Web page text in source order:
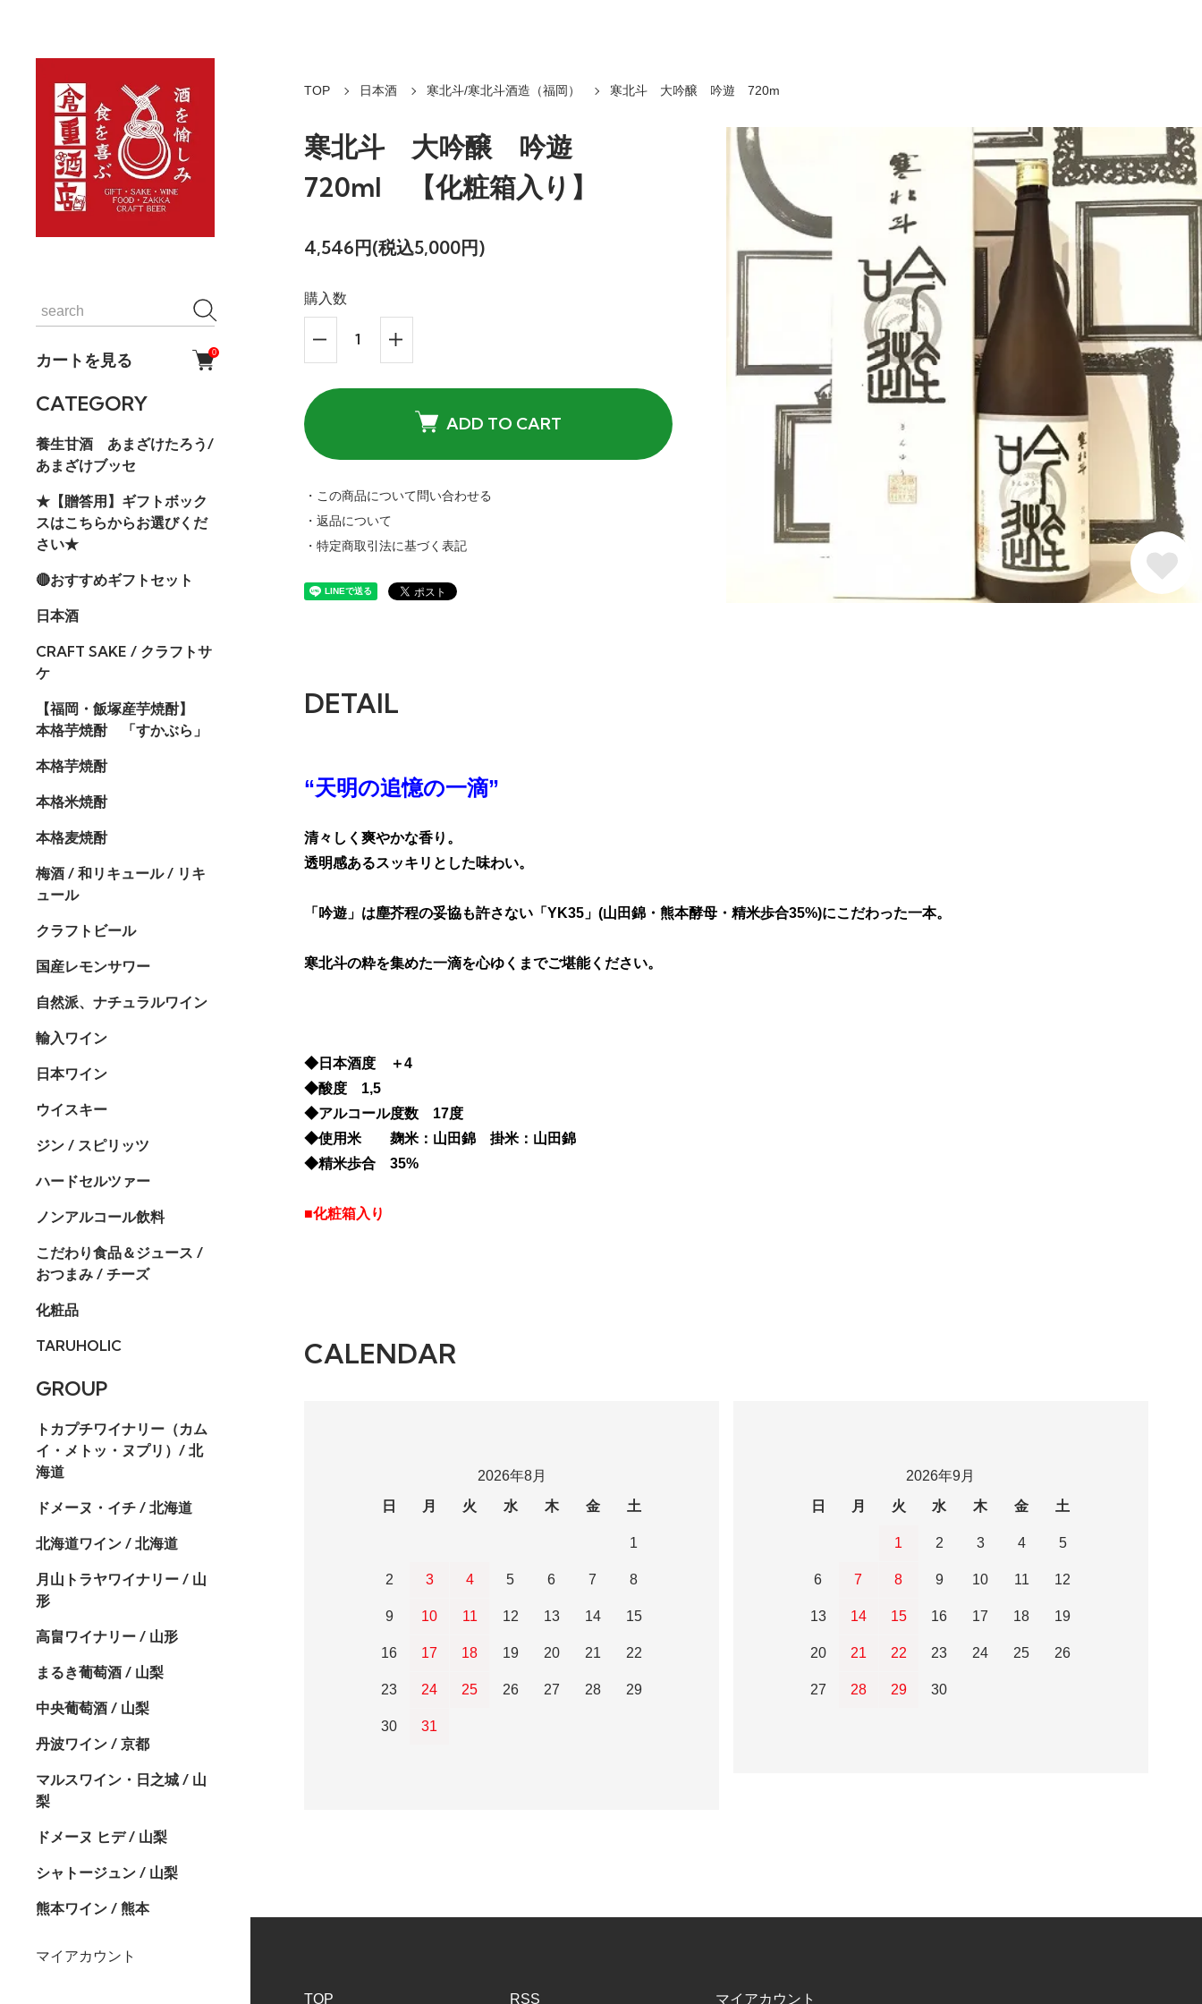
カートを見る 0
CATEGORY
養生甘酒 あまざけたろう/
あまざけブッセ
★【贈答用】ギフトボック
スはこちらからお選びくだ
さい★
🔴おすすめギフトセット
日本酒
CRAFT SAKE / クラフトサ
ケ
【福岡・飯塚産芋焼酎】
本格芋焼酎 「すかぶら」
本格芋焼酎
本格米焼酎
本格麦焼酎
梅酒 / 和リキュール / リキ
ュール
クラフトビール
国産レモンサワー
自然派、ナチュラルワイン
輸入ワイン
日本ワイン
ウイスキー
ジン / スピリッツ
ハードセルツァー
ノンアルコール飲料
こだわり食品＆ジュース /
おつまみ / チーズ
化粧品
TARUHOLIC
GROUP
トカプチワイナリー（カム
イ・メトッ・ヌプリ）/ 北
海道
ドメーヌ・イチ / 北海道
北海道ワイン / 北海道
月山トラヤワイナリー / 山
形
高畠ワイナリー / 山形
まるき葡萄酒 / 山梨
中央葡萄酒 / 山梨
丹波ワイン / 京都
マルスワイン・日之城 / 山
梨
ドメーヌ ヒデ / 山梨
シャトージュン / 山梨
熊本ワイン / 熊本
マイアカウント
TOP 日本酒 寒北斗/寒北斗酒造（福岡） 寒北斗 大吟醸 吟遊 720m
寒北斗 大吟醸 吟遊
720ml 【化粧箱入り】
4,546円(税込5,000円)
購入数
ADD TO CART
・この商品について問い合わせる
・返品について
・特定商取引法に基づく表記
DETAIL
“天明の追憶の一滴”
清々しく爽やかな香り。
透明感あるスッキリとした味わい。
「吟遊」は塵芥程の妥協も許さない「YK35」(山田錦・熊本酵母・精米歩合35%)にこだわった一本。
寒北斗の粋を集めた一滴を心ゆくまでご堪能ください。
◆日本酒度 ＋4
◆酸度 1,5
◆アルコール度数 17度
◆使用米 麹米：山田錦 掛米：山田錦
◆精米歩合 35%
■化粧箱入り
CALENDAR
2026年8月
日
月 火 水 木 金 土
1
2 3 4 5 6 7 8
9 10 11 12 13 14 15
16 17 18 19 20 21 22
23 24 25 26 27 28 29
30 31
2026年9月
日
月 火 水 木 金 土
1 2 3 4 5
6 7 8 9 10 11 12
13 14 15 16 17 18 19
20 21 22 23 24 25 26
27 28 29 30
TOP RSS マイアカウント